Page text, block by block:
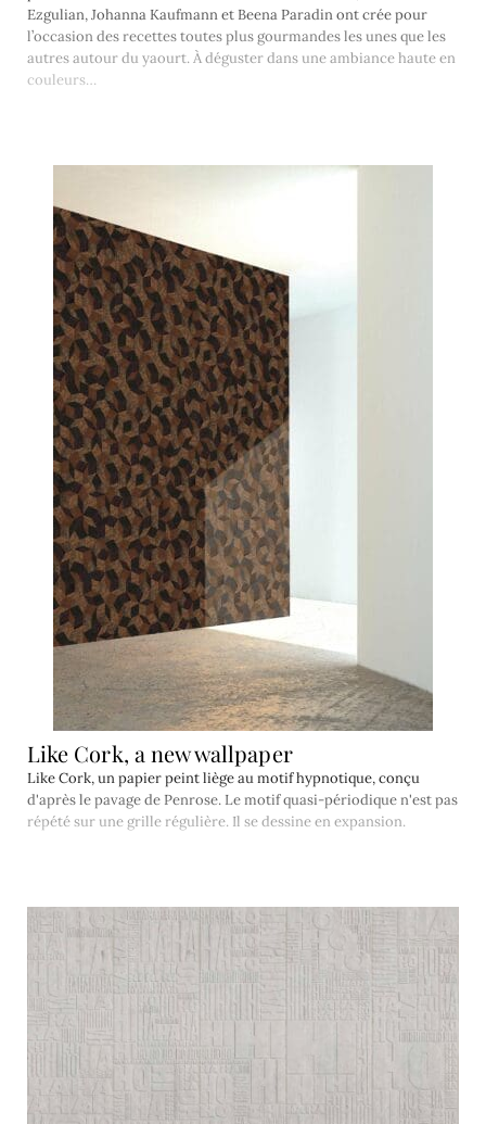
Ezgulian, Johanna Kaufmann et Beena Paradin ont crée pour
l’occasion des recettes toutes plus gourmandes les unes que les
autres autour du yaourt. À déguster dans une ambiance haute en
couleurs…
Like Cork, a new wallpaper
Like Cork, un papier peint liège au motif hypnotique, conçu
d'après le pavage de Penrose. Le motif quasi-périodique n'est pas
répété sur une grille régulière. Il se dessine en expansion.